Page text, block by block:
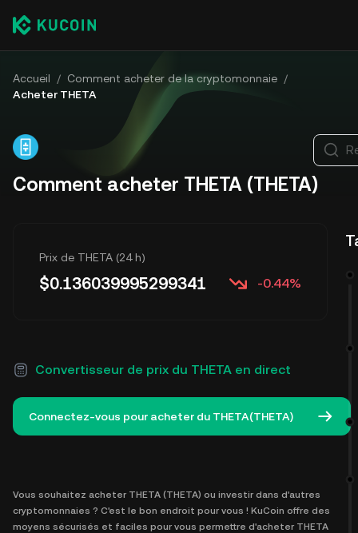
Accueil / Comment acheter de la cryptomonnaie /
Acheter THETA
Comment acheter THETA (THETA)
Prix de THETA (24 h)
$0.136039995299341 -0.44%
Convertisseur de prix du THETA en direct
Connectez-vous pour acheter du THETA(THETA)
Vous souhaitez acheter THETA (THETA) ou investir dans d'autres
cryptomonnaies ? C'est le bon endroit pour vous ! KuCoin offre des
moyens sécurisés et faciles pour vous permettre d'acheter THETA